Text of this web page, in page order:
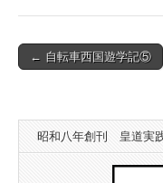
Post
← 自転車西国遊学記⑤
昭和八年創刊 皇道実